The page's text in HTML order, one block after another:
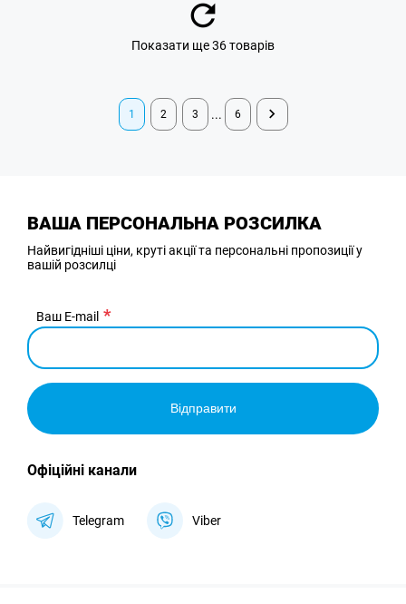
Показати ще 36 товарів
1 2 3 ... 6
ВАША ПЕРСОНАЛЬНА РОЗСИЛКА
Найвигідніші ціни, круті акції та персональні пропозиції у
вашій розсилці
Ваш E-mail
Відправити
Офіційні канали
Telegram Viber